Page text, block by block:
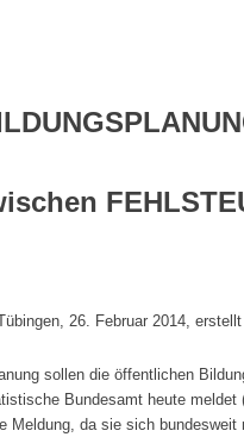
26. Februar 2014,
sollen die öffentlichen
Bundesamt heute meldet
Meldung, da sie sich